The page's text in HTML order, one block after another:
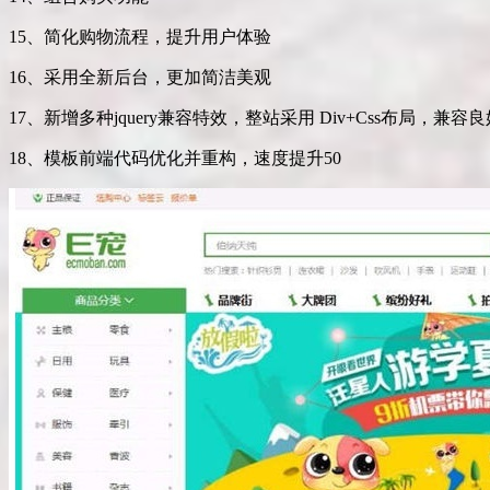
15、简化购物流程，提升用户体验
16、采用全新后台，更加简洁美观
17、新增多种jquery兼容特效，整站采用 Div+Css布局，兼容良
18、模板前端代码优化并重构，速度提升50